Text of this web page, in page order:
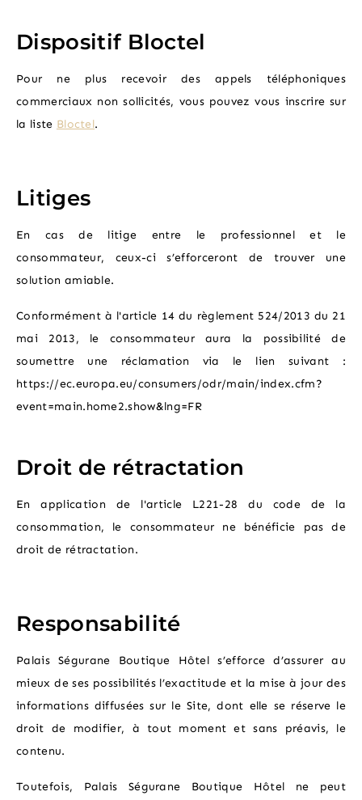
Dispositif Bloctel
Pour ne plus recevoir des appels téléphoniques
commerciaux non sollicités, vous pouvez vous inscrire sur
la liste Bloctel.
Litiges
En cas de litige entre le professionnel et le
consommateur, ceux-ci s’efforceront de trouver une
solution amiable.
Conformément à l'article 14 du règlement 524/2013 du 21
mai 2013, le consommateur aura la possibilité de
soumettre une réclamation via le lien suivant :
https://ec.europa.eu/consumers/odr/main/index.cfm?
event=main.home2.show&lng=FR
Droit de rétractation
En application de l'article L221-28 du code de la
consommation, le consommateur ne bénéficie pas de
droit de rétractation.
Responsabilité
Palais Ségurane Boutique Hôtel s’efforce d’assurer au
mieux de ses possibilités l’exactitude et la mise à jour des
informations diffusées sur le Site, dont elle se réserve le
droit de modifier, à tout moment et sans préavis, le
contenu.
Toutefois, Palais Ségurane Boutique Hôtel ne peut